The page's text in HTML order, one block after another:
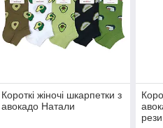
Короткі жіночі шкарпетки з
авокадо Натали